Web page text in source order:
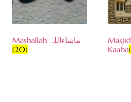
Mashallah ماشاءاللہ
(20)